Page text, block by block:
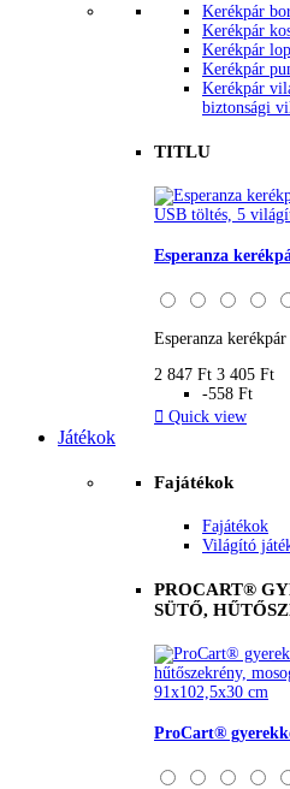
Kerékpár
Kerékpár
Kerékpár
Kerékpár
Kerékpár
biztonsági
TITLU
Esperanza
Esperanza
2 847 Ft 3 405 Ft
-558 Ft
 Quick view
Játékok
Fajátékok
Fajátékok
Világító
PROCART®
SÜTŐ,
ProCart®